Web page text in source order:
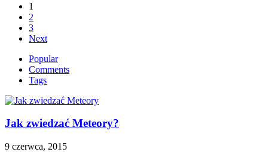
1
2
3
Next
Popular
Comments
Tags
Jak zwiedzać Meteory?
9 czerwca, 2015